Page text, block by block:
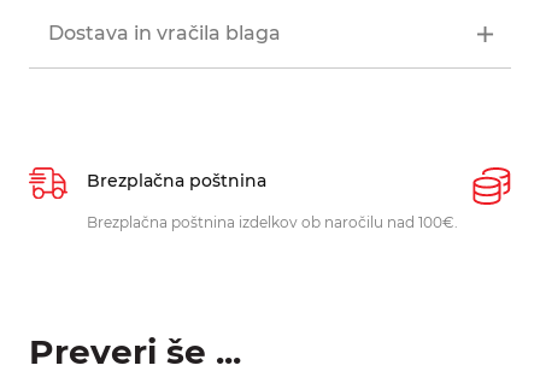
Dostava in vračila blaga
Brezplačna poštnina
Brezplačna poštnina izdelkov ob naročilu nad 100€.
Preveri še ...